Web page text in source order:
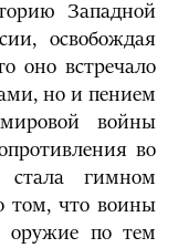
Западной
освобождая
оно встречало
но и пением
войны
во
гимном
том, что воины
оружие по тем